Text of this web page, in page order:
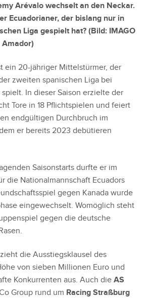
Arévalo wechselt an den Neckar.
Ecuadorianer, der bislang nur in
Liga gespielt hat? (Bild: IMAGO
ein 20-jähriger Mittelstürmer, der
zweiten spanischen Liga bei
spielt. In dieser Saison erzielte der
Tore in 18 Pflichtspielen und feiert
endgültigen Durchbruch im
er bereits 2023 debütieren
Saisonstarts durfte er im
die Nationalmannschaft Ecuadors
gegen Kanada wurde
eingewechselt. Womöglich steht
gegen die deutsche
zieht die Ausstiegsklausel des
von sieben Millionen Euro und
Konkurrenten aus. Auch die AS
Group rund um Racing Straßburg